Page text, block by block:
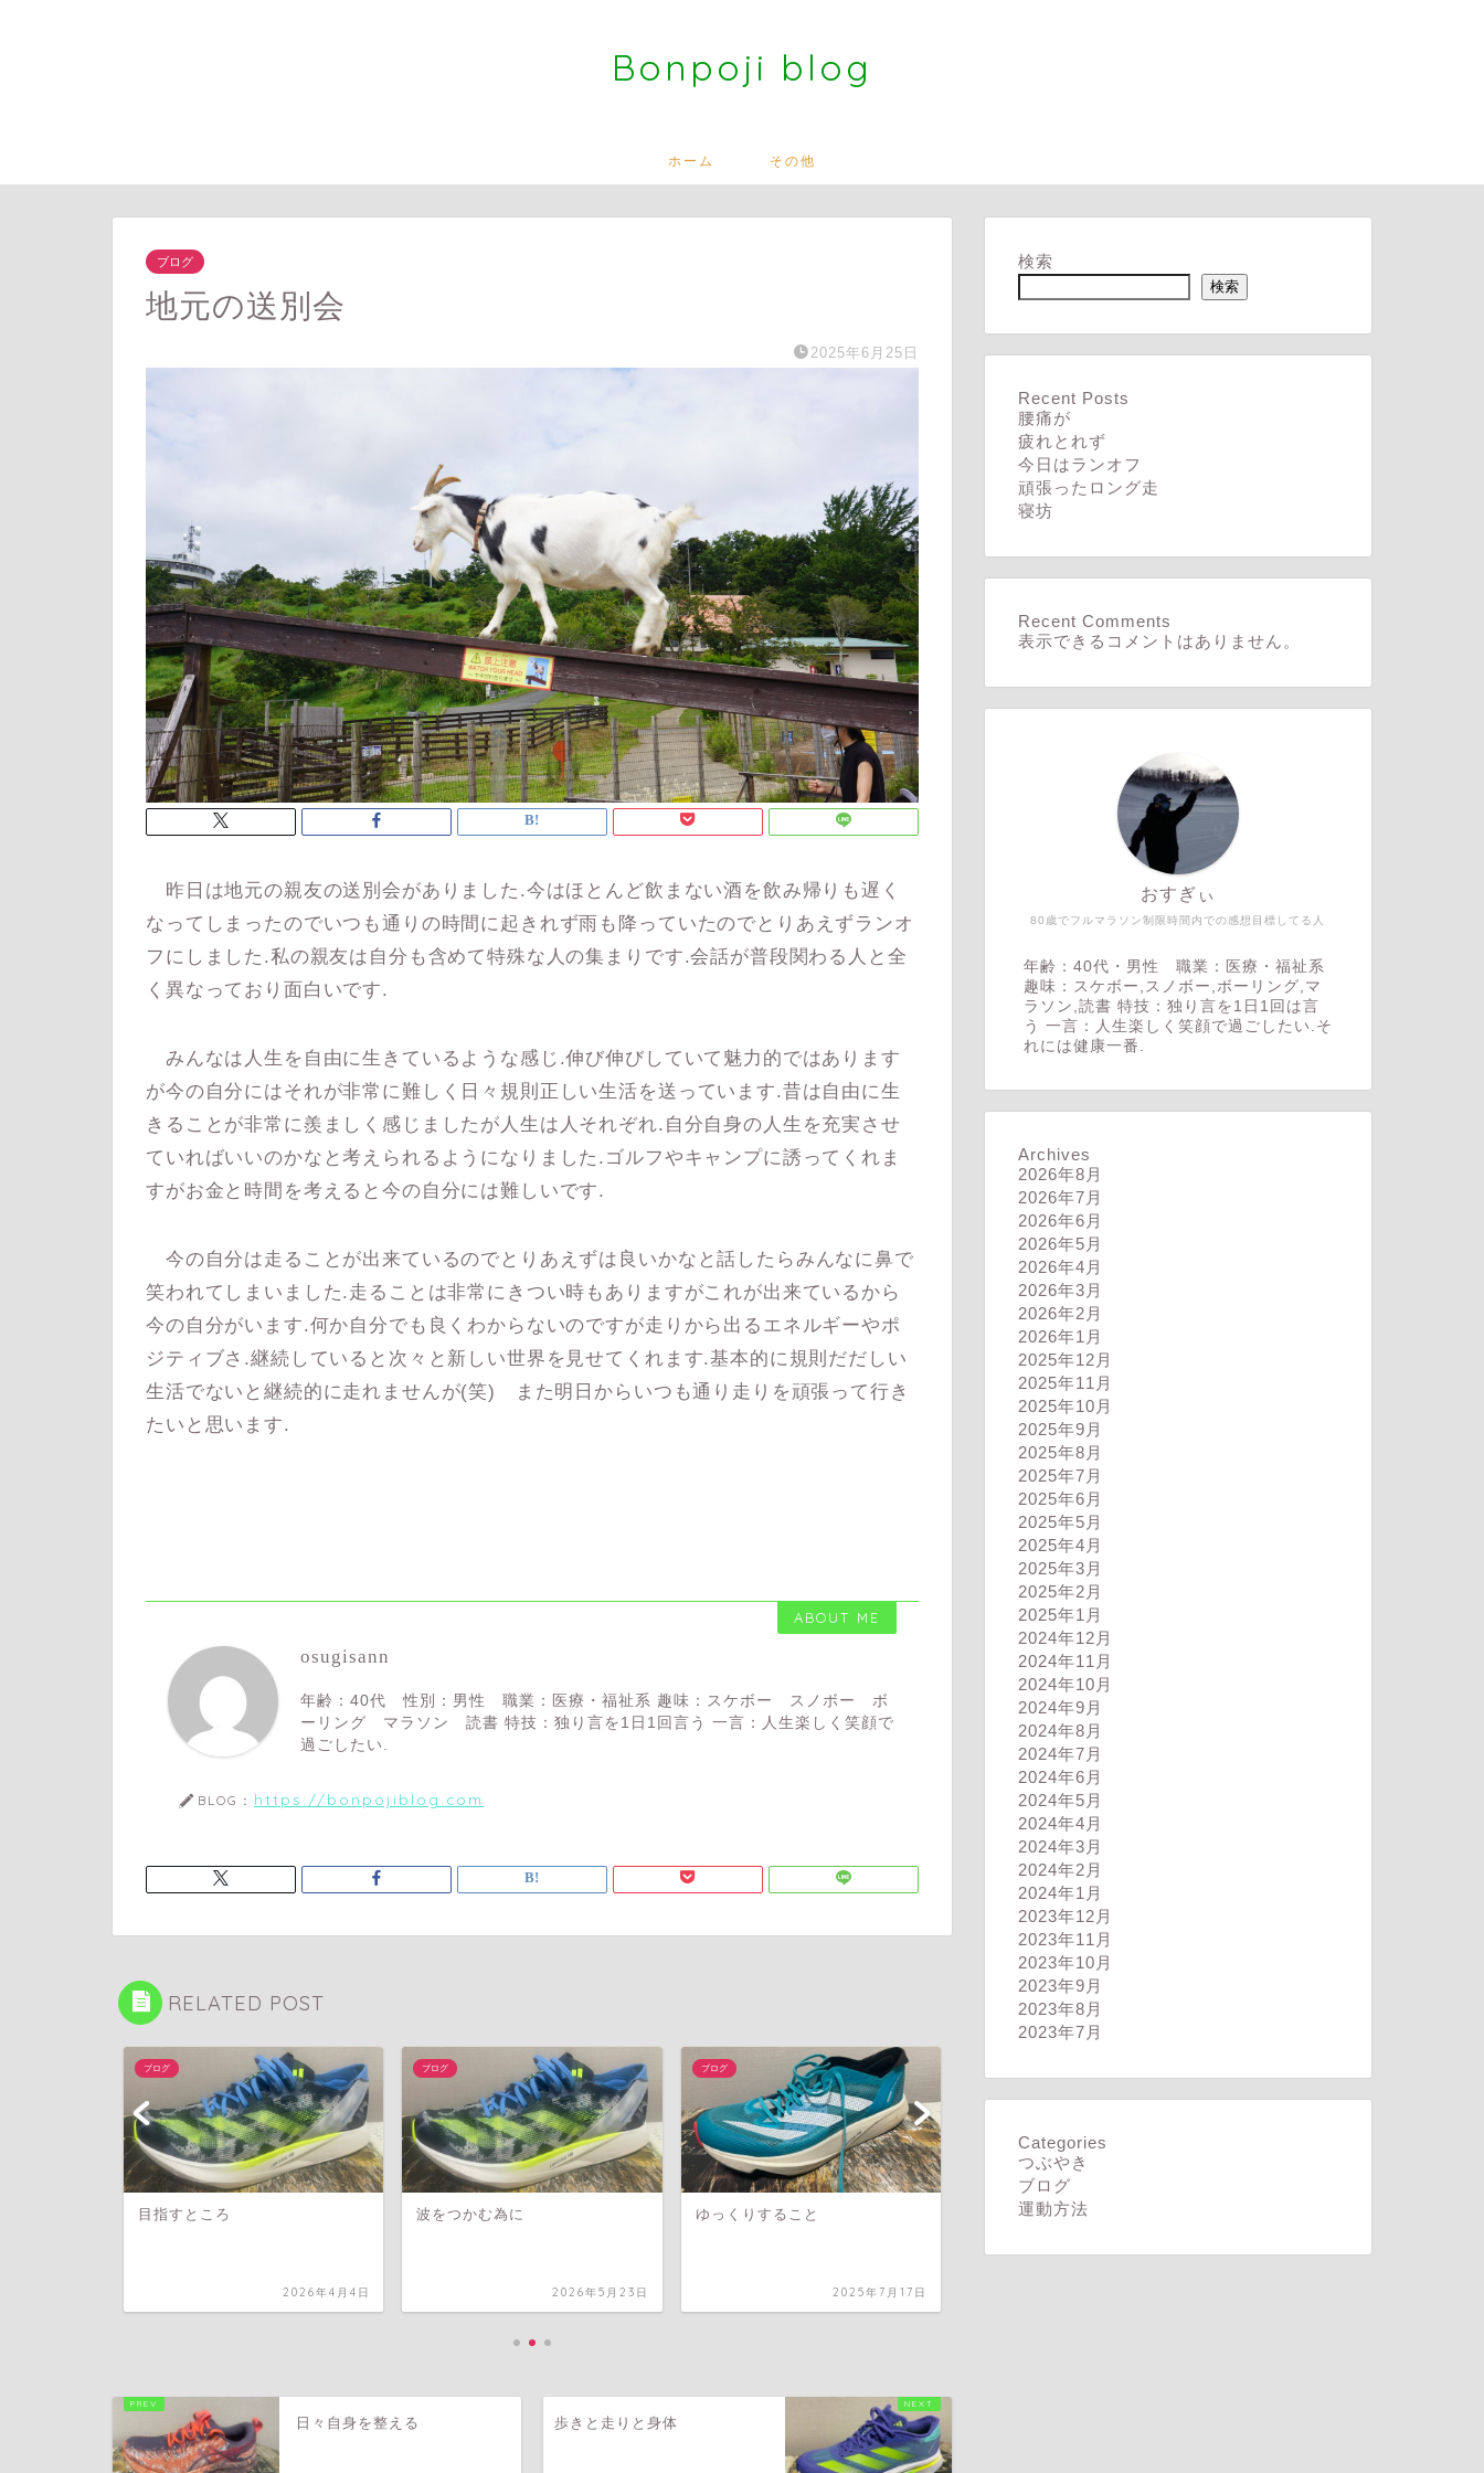
Bonpoji blog
ホーム その他
ブログ
地元の送別会
2025年6月25日
昨日は地元の親友の送別会がありました.今はほとんど飲まない酒を飲み帰りも遅く
なってしまったのでいつも通りの時間に起きれず雨も降っていたのでとりあえずランオ
フにしました.私の親友は自分も含めて特殊な人の集まりです.会話が普段関わる人と全
く異なっており面白いです.
みんなは人生を自由に生きているような感じ.伸び伸びしていて魅力的ではあります
が今の自分にはそれが非常に難しく日々規則正しい生活を送っています.昔は自由に生
きることが非常に羨ましく感じましたが人生は人それぞれ.自分自身の人生を充実させ
ていればいいのかなと考えられるようになりました.ゴルフやキャンプに誘ってくれま
すがお金と時間を考えると今の自分には難しいです.
今の自分は走ることが出来ているのでとりあえずは良いかなと話したらみんなに鼻で
笑われてしまいました.走ることは非常にきつい時もありますがこれが出来ているから
今の自分がいます.何か自分でも良くわからないのですが走りから出るエネルギーやポ
ジティブさ.継続していると次々と新しい世界を見せてくれます.基本的に規則だだしい
生活でないと継続的に走れませんが(笑) また明日からいつも通り走りを頑張って行き
たいと思います.
ABOUT ME
osugisann
年齢：40代 性別：男性 職業：医療・福祉系 趣味：スケボー スノボー ボ
ーリング マラソン 読書 特技：独り言を1日1回言う 一言：人生楽しく笑顔で
過ごしたい.
BLOG： https://bonpojiblog.com
RELATED POST
ブログ
目指すところ
2026年4月4日
ブログ
波をつかむ為に
2026年5月23日
ブログ
ゆっくりすること
2025年7月17日
目指すところ
日々自身を整える 歩きと走りと身体
検索
検索
Recent Posts
腰痛が
疲れとれず
今日はランオフ
頑張ったロング走
寝坊
Recent Comments
表示できるコメントはありません。
80歳でフルマラソン制限時間内での感想目標してる人
おすぎぃ
年齢：40代・男性 職業：医療・福祉系
趣味：スケボー,スノボー,ボーリング,マ
ラソン,読書 特技：独り言を1日1回は言
う 一言：人生楽しく笑顔で過ごしたい.そ
れには健康一番.
Archives
2026年8月
2026年7月
2026年6月
2026年5月
2026年4月
2026年3月
2026年2月
2026年1月
2025年12月
2025年11月
2025年10月
2025年9月
2025年8月
2025年7月
2025年6月
2025年5月
2025年4月
2025年3月
2025年2月
2025年1月
2024年12月
2024年11月
2024年10月
2024年9月
2024年8月
2024年7月
2024年6月
2024年5月
2024年4月
2024年3月
2024年2月
2024年1月
2023年12月
2023年11月
2023年10月
2023年9月
2023年8月
2023年7月
Categories
つぶやき
ブログ
運動方法